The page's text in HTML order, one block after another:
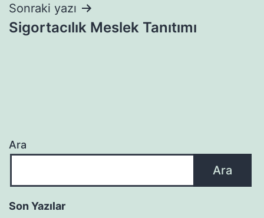
Sonraki yazı
Sigortacılık Meslek Tanıtımı
Ara
Ara
Son Yazılar